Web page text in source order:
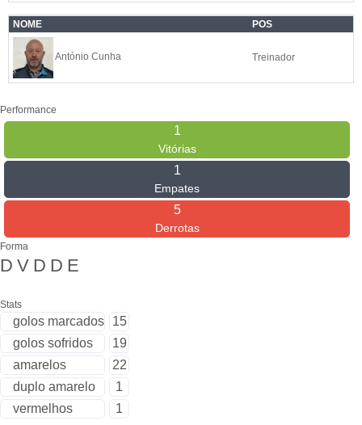
NOME POS
António Cunha Treinador
Performance
1
Vitórias
1
Empates
5
Derrotas
Forma
D V D D E
Stats
golos marcados
15
golos sofridos
19
amarelos
22
duplo amarelo
1
vermelhos
1